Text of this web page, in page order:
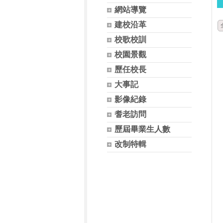
網站導覽
建校沿革
校歌校訓
校園景觀
歷任校長
大事記
影像紀錄
耆老訪問
歷屆畢業生人數
改制特輯